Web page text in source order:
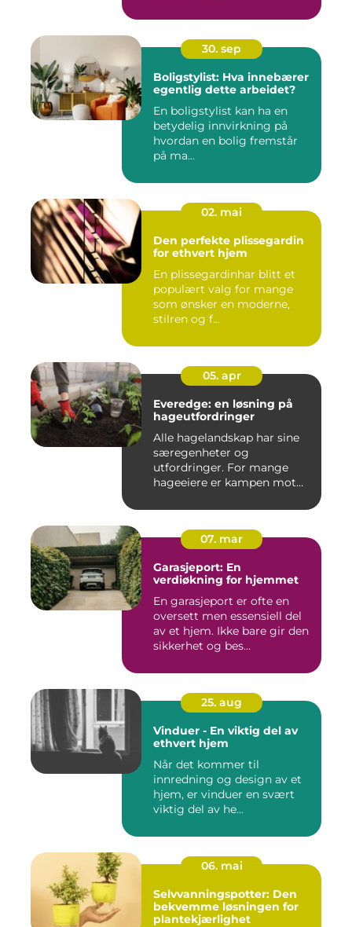
30. sep
Boligstylist: Hva innebærer
egentlig dette arbeidet?
En boligstylist kan ha en
betydelig innvirkning på
hvordan en bolig fremstår
på ma...
02. mai
Den perfekte plissegardin
for ethvert hjem
En plissegardinhar blitt et
populært valg for mange
som ønsker en moderne,
stilren og f...
05. apr
Everedge: en løsning på
hageutfordringer
Alle hagelandskap har sine
særegenheter og
utfordringer. For mange
hageeiere er kampen mot
07. mar
Garasjeport: En
verdiøkning for hjemmet
En garasjeport er ofte en
oversett men essensiell del
av et hjem. Ikke bare gir den
sikkerhet og bes...
25. aug
Vinduer - En viktig del av
ethvert hjem
Når det kommer til
innredning og design av et
hjem, er vinduer en svært
viktig del av he...
06. mai
Selvvanningspotter: Den
bekvemme løsningen for
plantekjærlighet